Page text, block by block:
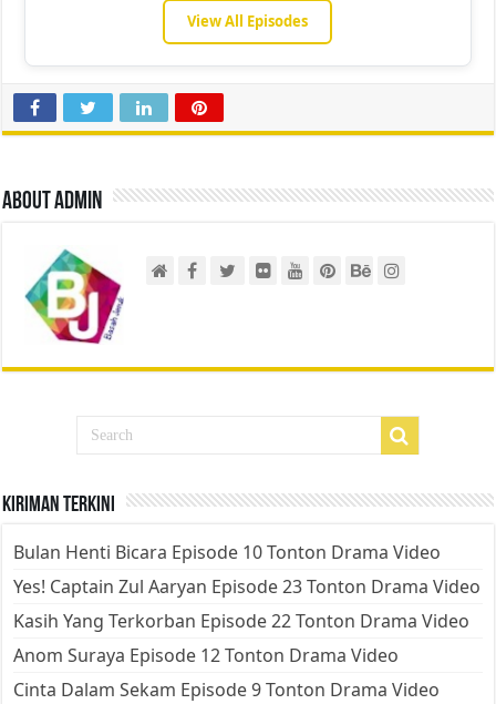
View All Episodes
About admin
Kiriman Terkini
Bulan Henti Bicara Episode 10 Tonton Drama Video
Yes! Captain Zul Aaryan Episode 23 Tonton Drama Video
Kasih Yang Terkorban Episode 22 Tonton Drama Video
Anom Suraya Episode 12 Tonton Drama Video
Cinta Dalam Sekam Episode 9 Tonton Drama Video